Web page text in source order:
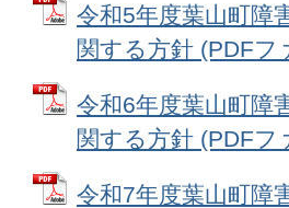
令和5年度葉山町障
関する方針 (PDFフ
令和6年度葉山町障
関する方針 (PDFフ
令和7年度葉山町障